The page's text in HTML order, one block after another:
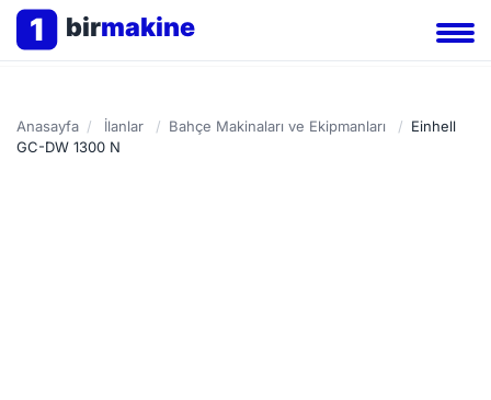
1 birmakine
Anasayfa / İlanlar / Bahçe Makinaları ve Ekipmanları / Einhell
GC-DW 1300 N